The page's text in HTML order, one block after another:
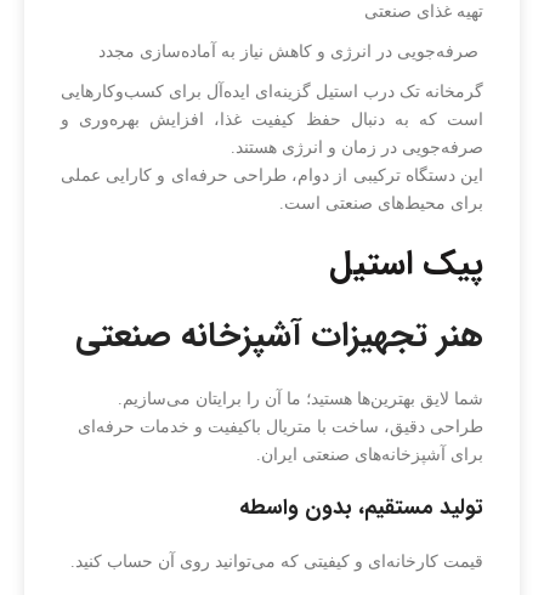
تهیه غذای صنعتی
صرفه‌جویی در انرژی و کاهش نیاز به آماده‌سازی مجدد
گرمخانه تک درب استیل گزینه‌ای ایده‌آل برای کسب‌وکارهایی
است که به دنبال حفظ کیفیت غذا، افزایش بهره‌وری و
صرفه‌جویی در زمان و انرژی هستند.
این دستگاه ترکیبی از دوام، طراحی حرفه‌ای و کارایی عملی
برای محیط‌های صنعتی است.
پیک استیل
هنر تجهیزات آشپزخانه صنعتی
شما لایق بهترین‌ها هستید؛ ما آن را برایتان می‌سازیم.
طراحی دقیق، ساخت با متریال باکیفیت و خدمات حرفه‌ای
برای آشپزخانه‌های صنعتی ایران.
تولید مستقیم، بدون واسطه
قیمت کارخانه‌ای و کیفیتی که می‌توانید روی آن حساب کنید.